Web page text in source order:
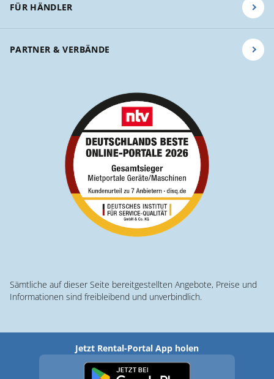
FÜR HÄNDLER
PARTNER & VERBÄNDE
Sämtliche auf dieser Seite bereitgestellten Angebote, Preise und
Informationen sind freibleibend und unverbindlich.
Jetzt Rental-Portal App holen